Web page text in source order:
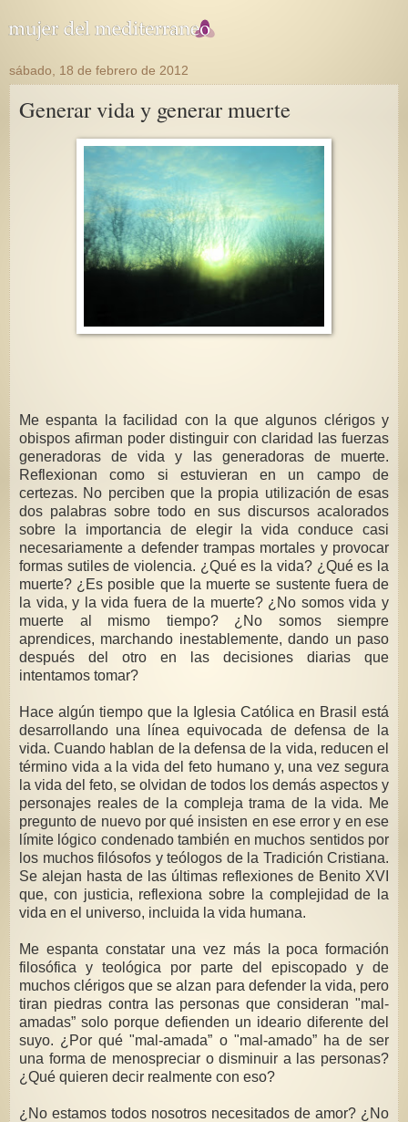
sábado, 18 de febrero de 2012
Generar vida y generar muerte
Me espanta la facilidad con la que algunos clérigos y
obispos afirman poder distinguir con claridad las fuerzas
generadoras de vida y las generadoras de muerte.
Reflexionan como si estuvieran en un campo de
certezas. No perciben que la propia utilización de esas
dos palabras sobre todo en sus discursos acalorados
sobre la importancia de elegir la vida conduce casi
necesariamente a defender trampas mortales y provocar
formas sutiles de violencia. ¿Qué es la vida? ¿Qué es la
muerte? ¿Es posible que la muerte se sustente fuera de
la vida, y la vida fuera de la muerte? ¿No somos vida y
muerte al mismo tiempo? ¿No somos siempre
aprendices, marchando inestablemente, dando un paso
después del otro en las decisiones diarias que
intentamos tomar?
Hace algún tiempo que la Iglesia Católica en Brasil está
desarrollando una línea equivocada de defensa de la
vida. Cuando hablan de la defensa de la vida, reducen el
término vida a la vida del feto humano y, una vez segura
la vida del feto, se olvidan de todos los demás aspectos y
personajes reales de la compleja trama de la vida. Me
pregunto de nuevo por qué insisten en ese error y en ese
límite lógico condenado también en muchos sentidos por
los muchos filósofos y teólogos de la Tradición Cristiana.
Se alejan hasta de las últimas reflexiones de Benito XVI
que, con justicia, reflexiona sobre la complejidad de la
vida en el universo, incluida la vida humana.
Me espanta constatar una vez más la poca formación
filosófica y teológica por parte del episcopado y de
muchos clérigos que se alzan para defender la vida, pero
tiran piedras contra las personas que consideran "mal-
amadas” solo porque defienden un ideario diferente del
suyo. ¿Por qué "mal-amada” o "mal-amado” ha de ser
una forma de menospreciar o disminuir a las personas?
¿Qué quieren decir realmente con eso?
¿No estamos todos nosotros necesitados de amor? ¿No